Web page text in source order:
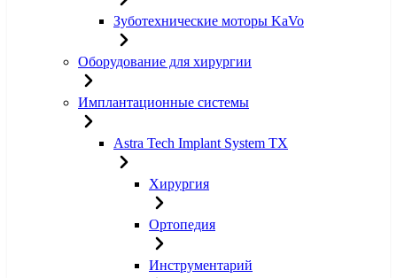
Зуботехнические моторы KaVo
Оборудование для хирургии
Имплантационные системы
Astra Tech Implant System TX
Хирургия
Ортопедия
Инструментарий